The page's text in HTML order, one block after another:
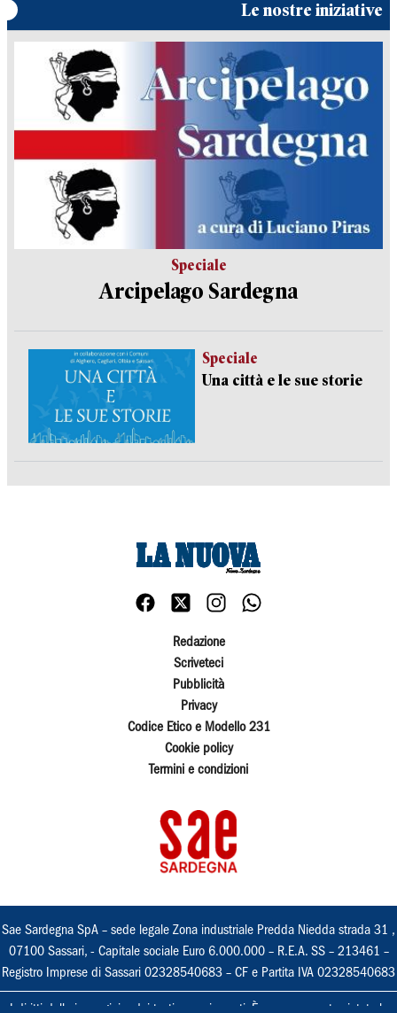
Le nostre iniziative
Speciale
Arcipelago Sardegna
Speciale
Una città e le sue storie
Redazione
Scriveteci
Pubblicità
Privacy
Codice Etico e Modello 231
Cookie policy
Termini e condizioni
Sae Sardegna SpA – sede legale Zona industriale Predda Niedda strada 31 ,
07100 Sassari, - Capitale sociale Euro 6.000.000 – R.E.A. SS – 213461 –
Registro Imprese di Sassari 02328540683 – CF e Partita IVA 02328540683
I diritti delle immagini e dei testi sono riservati. È espressamente vietata la